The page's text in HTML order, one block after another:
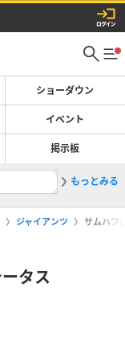
ショーダウン
イベント
掲示板
2OTWお
もっとみる
ジャイアンツ サムハフ
タス